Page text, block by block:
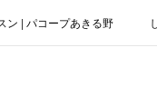
ン | パコープあきる野